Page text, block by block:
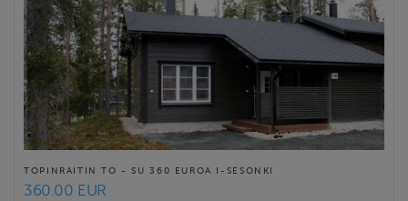
TOPINRAITIN TO - SU 360 EUROA I-SESONKI
360.00 EUR